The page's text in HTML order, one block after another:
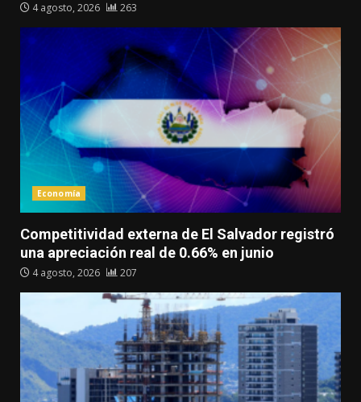
4 agosto, 2026 263
Economía
Competitividad externa de El Salvador registró
una apreciación real de 0.66% en junio
4 agosto, 2026 207